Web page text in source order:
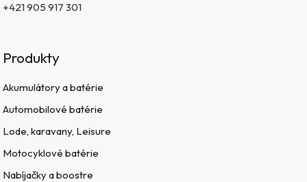
+421 905 917 301
Produkty
Akumulátory a batérie
Automobilové batérie
Lode, karavany, Leisure
Motocyklové batérie
Nabíjačky a boostre